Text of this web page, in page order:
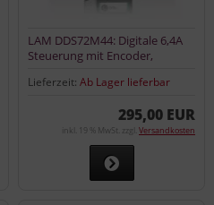
LAM DDS72M44: Digitale 6,4A
Steuerung mit Encoder,
Lieferzeit: Ab Lager lieferbar
295,00 EUR
inkl. 19 % MwSt. zzgl. Versandkosten